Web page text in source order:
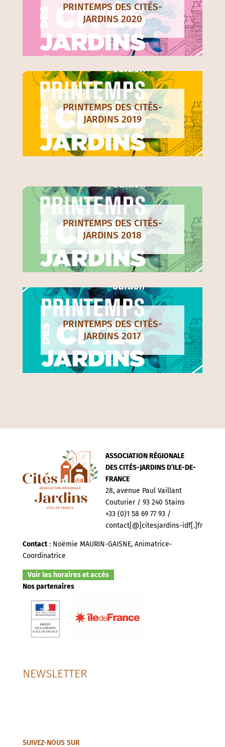
PRINTEMPS DES CITÉS-
JARDINS 2020
PRINTEMPS DES CITÉS-
JARDINS 2019
PRINTEMPS DES CITÉS-
JARDINS 2018
PRINTEMPS DES CITÉS-
JARDINS 2017
ASSOCIATION RÉGIONALE
DES CITÉS-JARDINS D’ILE-DE-
FRANCE
28, avenue Paul Vaillant
Couturier / 93 240 Stains
+33 (0)1 58 69 77 93 /
contact[@]citesjardins-idf[.]fr
Contact: Noëmie MAURIN-GAISNE, Animatrice-
Coordinatrice
Voir les horaires et accès
Nos partenaires
NEWSLETTER
SUIVEZ-NOUS SUR